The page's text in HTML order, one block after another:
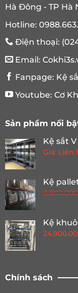
Hà Đông - TP Hà
Hotline:
Điện thoại:
Email:
Fanpage: Kệ
Youtube: Cơ
Sản phẩm nổi
Kệ sắt
Giá: Liên
Kệ
8.800.000
Kệ
Chính sách